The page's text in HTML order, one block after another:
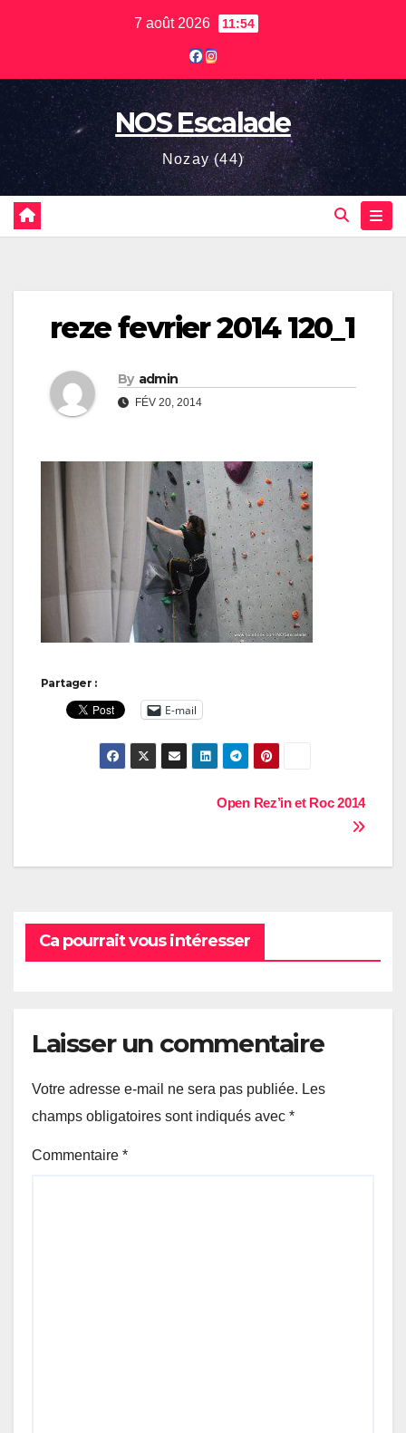
7 août 2026 11:54
NOS Escalade
Nozay (44)
reze fevrier 2014 120_1
By admin
FÉV 20, 2014
Partager :
E-mail
Open Rez’in et Roc 2014
Ca pourrait vous intéresser
Laisser un commentaire
Votre adresse e-mail ne sera pas publiée. Les
champs obligatoires sont indiqués avec *
Commentaire *